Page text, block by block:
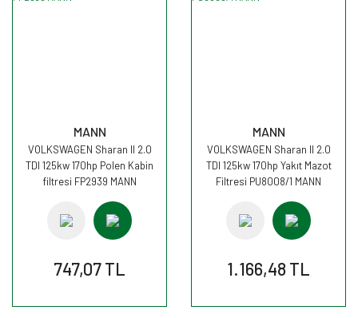
MANN
VOLKSWAGEN Sharan II 2.0
TDI 125kw 170hp Polen Kabin
filtresi FP2939 MANN
747,07 TL
MANN
VOLKSWAGEN Sharan II 2.0
TDI 125kw 170hp Yakıt Mazot
Filtresi PU8008/1 MANN
1.166,48 TL